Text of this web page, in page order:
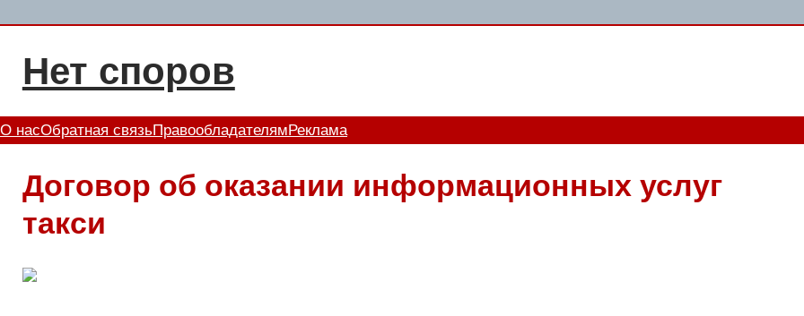
содержимому
Нет споров
О насОбратная связьПравообладателям Реклама
Договор об оказании информационных услуг
такси